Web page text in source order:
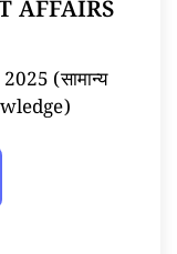
AFFAIRS
(सामान्य